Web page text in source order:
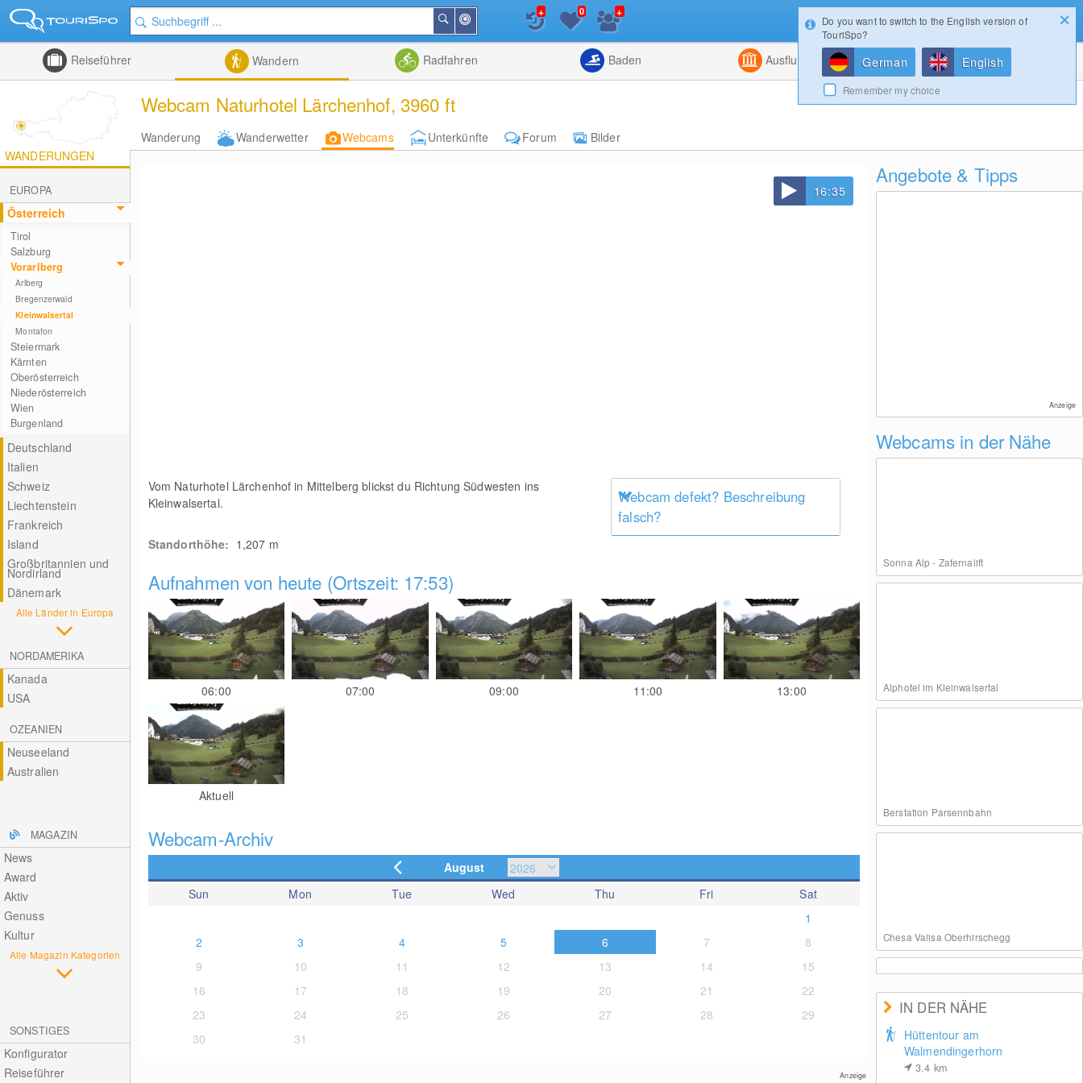
der
Suchen
Listenansicht
Kombiniert
+ 0 +
Reiseführer Wandern Radfahren Baden Ausflugsziele Magazin
Webcam Naturhotel Lärchenhof, 3960 ft
Wanderung Wanderwetter Webcams Unterkünfte Forum
Bilder
WANDERUNGEN
EUROPA
Österreich
Tirol
Salzburg
Vorarlberg
Arlberg
Bregenzerwald
Kleinwalsertal
Montafon
Steiermark
Kärnten
Oberösterreich
Niederösterreich
Wien
Burgenland
Deutschland
Italien
Schweiz
Liechtenstein
Frankreich
Island
Großbritannien und
Nordirland
Dänemark
Alle Länder in Europa
NORDAMERIKA
Kanada
USA
OZEANIEN
Neuseeland
Australien
MAGAZIN
News
Award
Aktiv
Genuss
Kultur
Alle Magazin Kategorien
SONSTIGES
Konfigurator
Reiseführer
16:35
Vom Naturhotel Lärchenhof in Mittelberg blickst du Richtung Südwesten ins
Kleinwalsertal.
Webcam defekt? Beschreibung
falsch?
Standorthöhe: 1,207 m
Aufnahmen von heute (Ortszeit: 17:53)
06:00 07:00 09:00 11:00 13:00
Aktuell
Webcam-Archiv
August
Sun
Mon Tue Wed Thu Fri
Sat
1
2
3 4 5 6 7
8
9
10 11 12 13 14
15
16
17 18 19 20 21
22
23
24 25 26 27 28
29
30
31
Anzeige
Angebote & Tipps
Anzeige
Webcams in der Nähe
Sonna Alp - Zafernalift
Alphotel im Kleinwalsertal
Berstation Parsennbahn
Chesa Valisa Oberhirschegg
IN DER NÄHE
Hüttentour am
Walmendingerhorn
3.4 km
Login
Do you want to switch to the English version of
TouriSpo?
German English
Remember my choice
Konfigurator Gewinnspiele